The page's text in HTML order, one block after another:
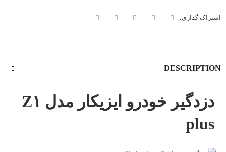
اشتراک گذاری:
DESCRIPTION
دزدگیر خودرو ایزیکار مدل Z۱
plus